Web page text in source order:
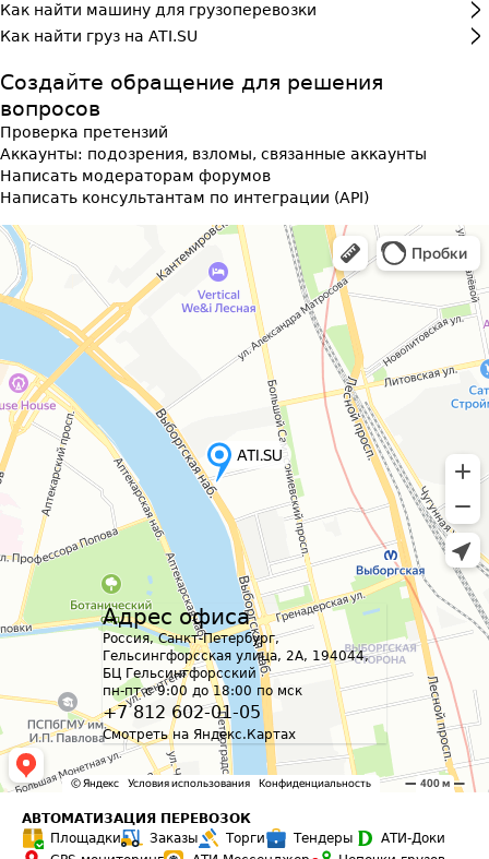
Как найти машину для грузоперевозки
Как найти груз на ATI.SU
Создайте обращение для решения
вопросов
Проверка претензий
Аккаунты: подозрения, взломы, связанные аккаунты
Написать модераторам форумов
Написать консультантам по интеграции (API)
Адрес офиса
Россия, Санкт-Петербург,
Гельсингфорсская улица, 2А, 194044,
БЦ Гельсингфорсский
пн-пт с 9:00 до 18:00 по мск
+7 812 602-01-05
Смотреть на Яндекс.Картах
АВТОМАТИЗАЦИЯ ПЕРЕВОЗОК
Площадки
Заказы Торги Тендеры
АТИ-Доки